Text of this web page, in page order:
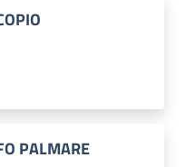
PALMARE